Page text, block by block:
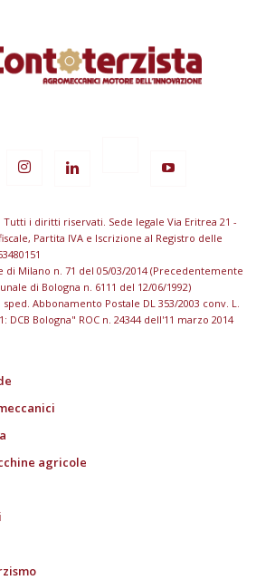
i diritti riservati. Sede legale Via Eritrea 21 -
Partita IVA e Iscrizione al Registro delle
di Milano n. 71 del 05/03/2014 (Precedentemente
di Bologna n. 6111 del 12/06/1992)
sped. Abbonamento Postale DL 353/2003 conv. L.
DCB Bologna" ROC n. 24344 dell'11 marzo 2014
agricole